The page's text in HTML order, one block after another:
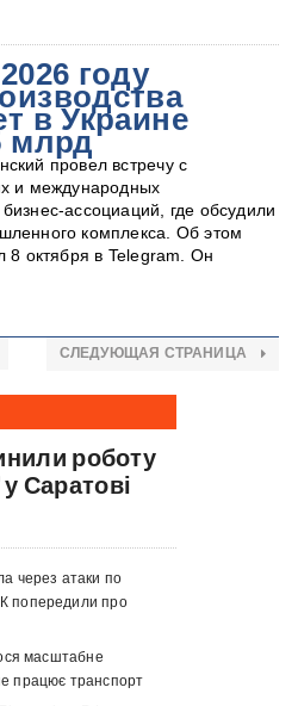
году
в Украине
млрд
провел встречу с
и международных
ассоциаций, где обсудили
комплекса. Об этом
8 октября в Telegram. Он
СЛЕДУЮЩАЯ СТРАНИЦА
роботу
Саратові
через атаки по
попередили про
масштабне
працює транспорт